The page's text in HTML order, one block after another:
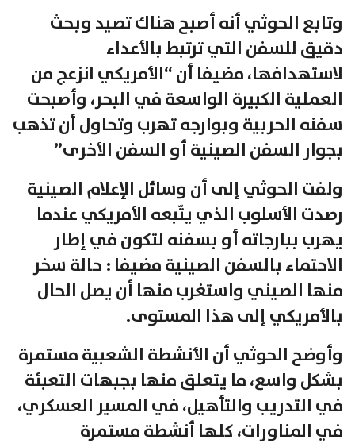
وتابع الحوثي أنه أصبح هناك تصيد وبحث
دقيق للسفن التي ترتبط بالأعداء
لاستهدافها، مضيفا أن “الأمريكي انزعج من
العملية الكبيرة الواسعة في البحر، وأصبحت
سفنه الحربية وبوارجه تهرب وتحاول أن تذهب
بجوار السفن الصينية أو السفن الأخرى”
ولفت الحوثي إلى أن وسائل الإعلام الصينية
رصدت الأسلوب الذي يتّبعه الأمريكي عندما
يهرب ببارجاته أو بسفنه لتكون في إطار
الاحتماء بالسفن الصينية مضيفا : حالة سخر
منها الصيني واستغرب منها أن يصل الحال
بالأمريكي إلى هذا المستوى.
وأوضح الحوثي أن الأنشطة الشعبية مستمرة
بشكل واسع، ما يتعلق منها بجبهات التعبئة
في التدريب والتأهيل، في المسير العسكري،
في المناورات، كلها أنشطة مستمرة